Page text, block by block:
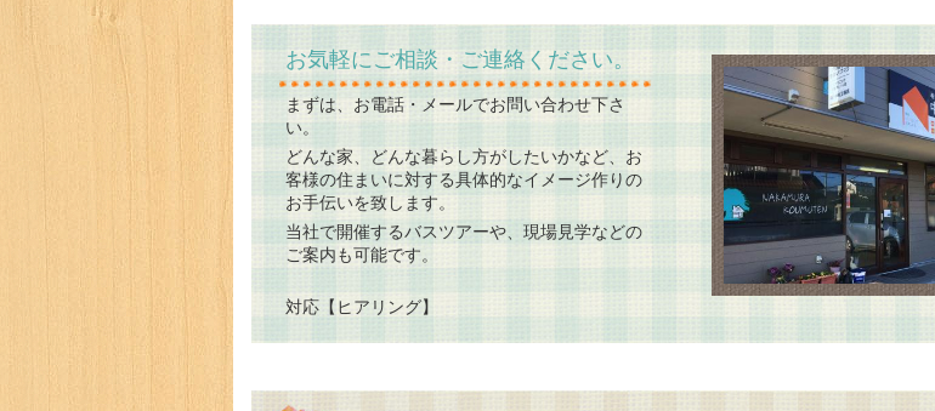
お気軽にご相談・ご連絡ください。
まずは、お電話・メールでお問い合わせ下さ
い。
どんな家、どんな暮らし方がしたいかなど、お
客様の住まいに対する具体的なイメージ作りの
お手伝いを致します。
当社で開催するバスツアーや、現場見学などの
ご案内も可能です。
対応【ヒアリング】